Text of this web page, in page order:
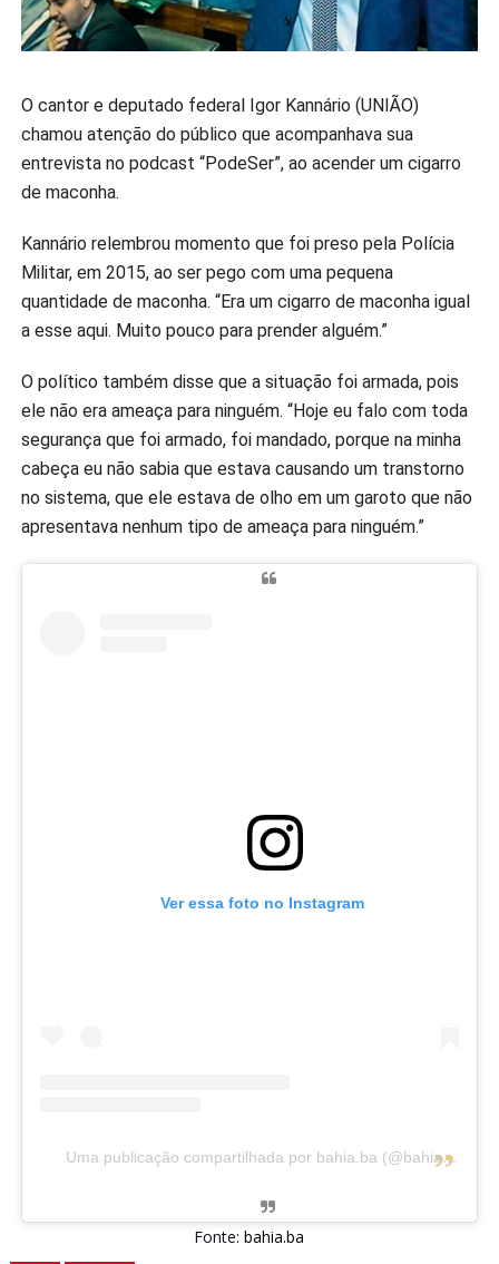
O cantor e deputado federal Igor Kannário (UNIÃO)
chamou atenção do público que acompanhava sua
entrevista no podcast “PodeSer”, ao acender um cigarro
de maconha.
Kannário relembrou momento que foi preso pela Polícia
Militar, em 2015, ao ser pego com uma pequena
quantidade de maconha. “Era um cigarro de maconha igual
a esse aqui. Muito pouco para prender alguém.”
O político também disse que a situação foi armada, pois
ele não era ameaça para ninguém. “Hoje eu falo com toda
segurança que foi armado, foi mandado, porque na minha
cabeça eu não sabia que estava causando um transtorno
no sistema, que ele estava de olho em um garoto que não
apresentava nenhum tipo de ameaça para ninguém.”
Ver essa foto no Instagram
Uma publicação compartilhada por bahia.ba (@bahia.ba)
Fonte: bahia.ba